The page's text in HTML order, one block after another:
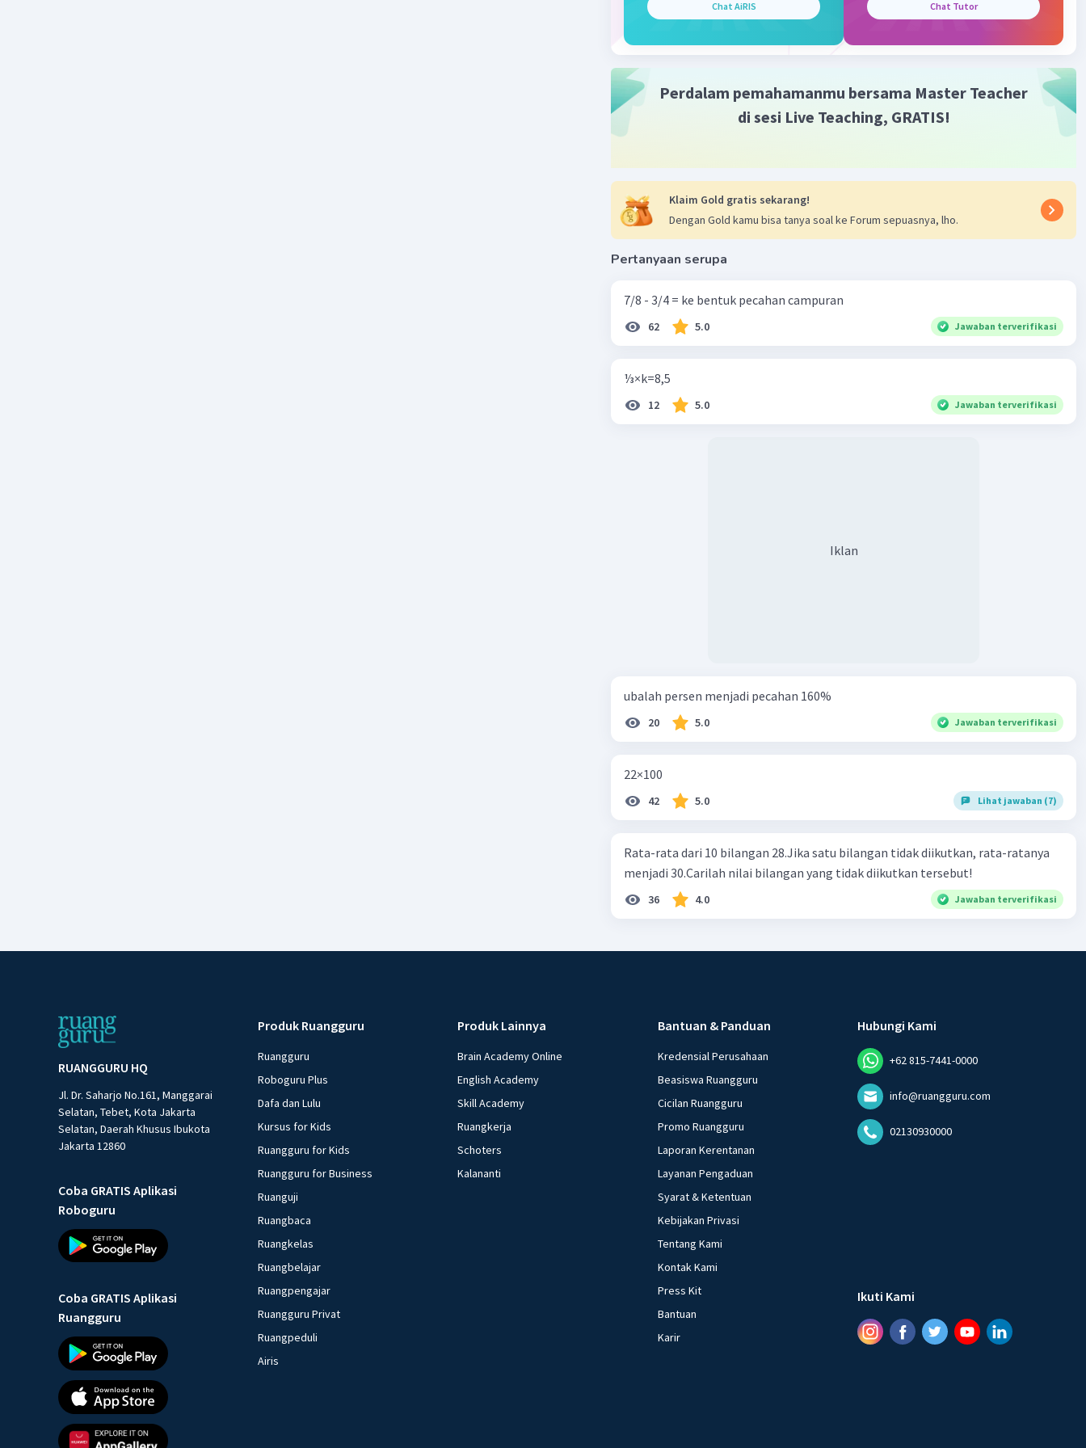
Beri Rating·0.0(0) Balas
Chat AiRIS Chat Tutor
Perdalam pemahamanmu bersama Master Teacher
di sesi Live Teaching, GRATIS!
Klaim Gold gratis sekarang!
Dengan Gold kamu bisa tanya soal ke Forum sepuasnya, lho.
Pertanyaan serupa
7/8 - 3/4 = ke bentuk pecahan campuran
62 5.0 Jawaban terverifikasi
⅓×k=8,5
12 5.0 Jawaban terverifikasi
Iklan
ubalah persen menjadi pecahan 160%
20 5.0 Jawaban terverifikasi
22×100
42 5.0 Lihat jawaban (7)
Rata-rata dari 10 bilangan 28.Jika satu bilangan tidak diikutkan, rata-ratanya
menjadi 30.Carilah nilai bilangan yang tidak diikutkan tersebut!
36 4.0 Jawaban terverifikasi
RUANGGURU HQ
Jl. Dr. Saharjo No.161, Manggarai
Selatan, Tebet, Kota Jakarta
Selatan, Daerah Khusus Ibukota
Jakarta 12860
Coba GRATIS Aplikasi
Roboguru
Coba GRATIS Aplikasi
Ruangguru
Produk Ruangguru
Ruangguru
Roboguru Plus
Dafa dan Lulu
Kursus for Kids
Ruangguru for Kids
Ruangguru for Business
Ruanguji
Ruangbaca
Ruangkelas
Ruangbelajar
Ruangpengajar
Ruangguru Privat
Ruangpeduli
Airis
Produk Lainnya
Brain Academy Online
English Academy
Skill Academy
Ruangkerja
Schoters
Kalananti
Bantuan & Panduan
Kredensial Perusahaan
Beasiswa Ruangguru
Cicilan Ruangguru
Promo Ruangguru
Laporan Kerentanan
Layanan Pengaduan
Syarat & Ketentuan
Kebijakan Privasi
Tentang Kami
Kontak Kami
Press Kit
Bantuan
Karir
Hubungi Kami
+62 815-7441-0000
info@ruangguru.com
02130930000
Ikuti Kami